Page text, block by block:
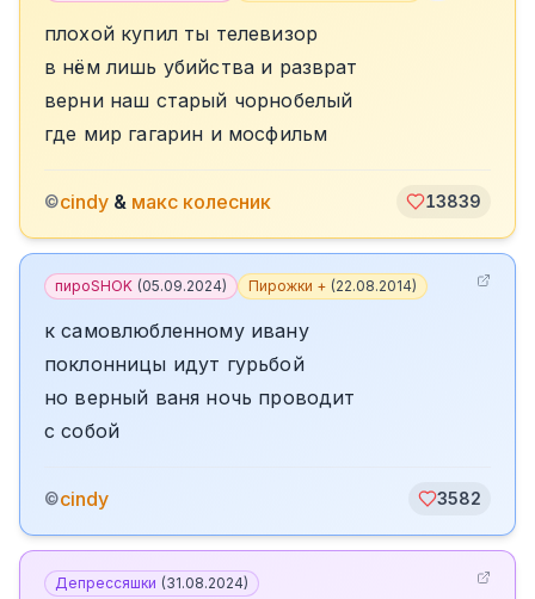
плохой купил ты телевизор
в нём лишь убийства и разврат
верни наш старый чорнобелый
где мир гагарин и мосфильм
©cindy & макс колесник 13839
пироSHOK (05.09.2024) Пирожки + (22.08.2014)
к самовлюбленному ивану
поклонницы идут гурьбой
но верный ваня ночь проводит
с собой
©cindy 3582
Депрессяшки (31.08.2024)